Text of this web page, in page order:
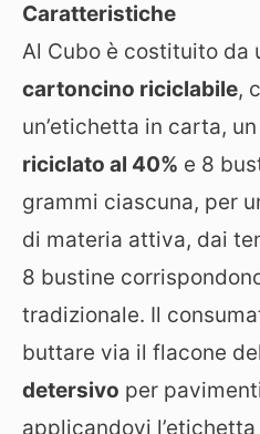
Caratteristiche
Al Cubo è costituito da
cartoncino riciclabile,
un’etichetta in carta,
riciclato al 40% e 8
grammi ciascuna, per
di materia attiva, dai
8 bustine
tradizionale. Il
buttare via il flacone
detersivo per
applicandovi